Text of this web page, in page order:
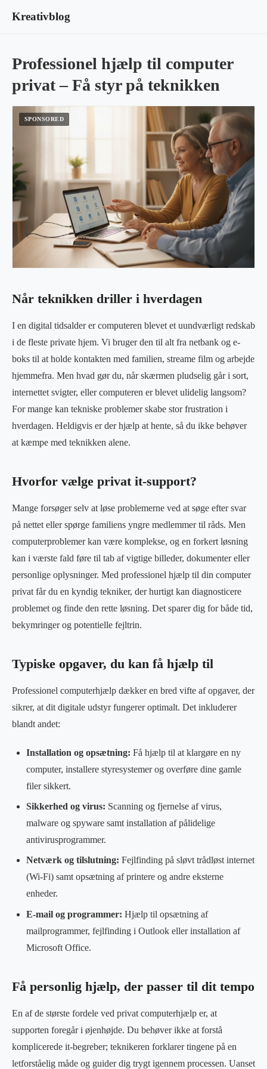
Kreativblog
Professionel hjælp til computer
privat – Få styr på teknikken
Når teknikken driller i hverdagen
I en digital tidsalder er computeren blevet et uundværligt redskab
i de fleste private hjem. Vi bruger den til alt fra netbank og e-
boks til at holde kontakten med familien, streame film og arbejde
hjemmefra. Men hvad gør du, når skærmen pludselig går i sort,
internettet svigter, eller computeren er blevet ulidelig langsom?
For mange kan tekniske problemer skabe stor frustration i
hverdagen. Heldigvis er der hjælp at hente, så du ikke behøver
at kæmpe med teknikken alene.
Hvorfor vælge privat it-support?
Mange forsøger selv at løse problemerne ved at søge efter svar
på nettet eller spørge familiens yngre medlemmer til råds. Men
computerproblemer kan være komplekse, og en forkert løsning
kan i værste fald føre til tab af vigtige billeder, dokumenter eller
personlige oplysninger. Med professionel hjælp til din computer
privat får du en kyndig tekniker, der hurtigt kan diagnosticere
problemet og finde den rette løsning. Det sparer dig for både tid,
bekymringer og potentielle fejltrin.
Typiske opgaver, du kan få hjælp til
Professionel computerhjælp dækker en bred vifte af opgaver, der
sikrer, at dit digitale udstyr fungerer optimalt. Det inkluderer
blandt andet:
Installation og opsætning: Få hjælp til at klargøre en ny
computer, installere styresystemer og overføre dine gamle
filer sikkert.
Sikkerhed og virus: Scanning og fjernelse af virus,
malware og spyware samt installation af pålidelige
antivirusprogrammer.
Netværk og tilslutning: Fejlfinding på sløvt trådløst internet
(Wi-Fi) samt opsætning af printere og andre eksterne
enheder.
E-mail og programmer: Hjælp til opsætning af
mailprogrammer, fejlfinding i Outlook eller installation af
Microsoft Office.
Få personlig hjælp, der passer til dit tempo
En af de største fordele ved privat computerhjælp er, at
supporten foregår i øjenhøjde. Du behøver ikke at forstå
komplicerede it-begreber; teknikeren forklarer tingene på en
letforståelig måde og guider dig trygt igennem processen. Uanset